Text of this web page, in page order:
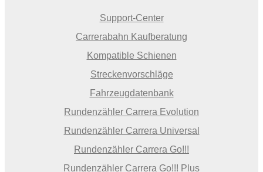
Support-Center
Carrerabahn Kaufberatung
Kompatible Schienen
Streckenvorschläge
Fahrzeugdatenbank
Rundenzähler Carrera Evolution
Rundenzähler Carrera Universal
Rundenzähler Carrera Go!!!
Rundenzähler Carrera Go!!! Plus